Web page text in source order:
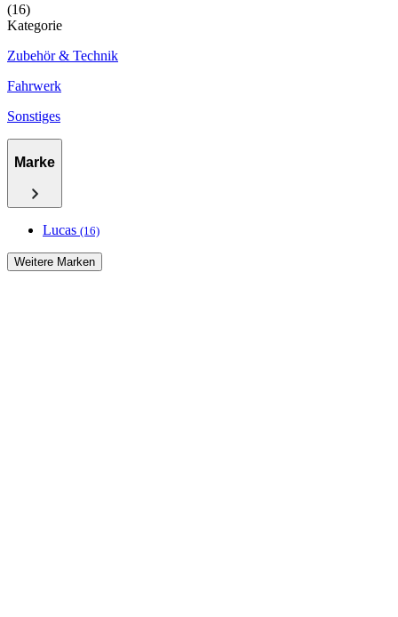
(16)
Kategorie
Zubehör & Technik
Fahrwerk
Sonstiges
Marke
Lucas (16)
Weitere Marken